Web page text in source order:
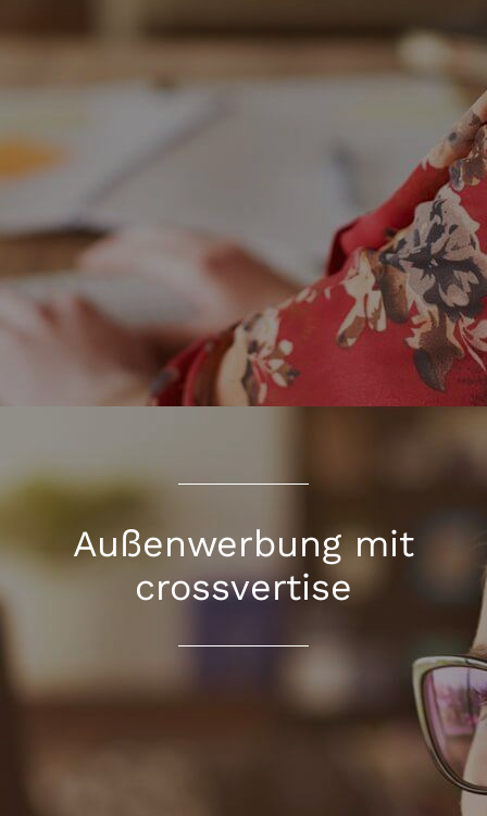
Außenwerbung mit
crossvertise